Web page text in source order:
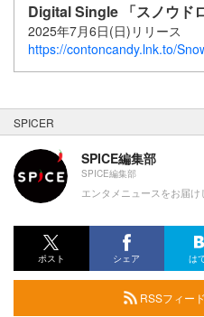
Digital Single 「スノウド
2025年7月6日(日)リリース
https://contoncandy.lnk.to/
SPICER
SPICE編集部
SPICE編集部
エンタメニュースをお届け
ポスト シェア は
RSSフィー